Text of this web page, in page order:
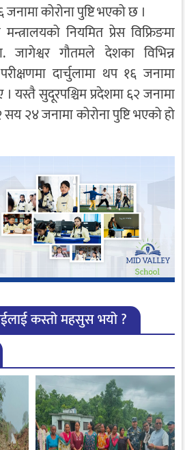
कोरोना पुष्टि भएको छ ।
नियमित प्रेस विफ्रिङमा
जागेश्वर गौतमले देशका विभिन्न
दार्चुलामा थप १६ जनामा
। यस्तै सुदूरपश्चिम प्रदेशमा ६२ जनामा
२४ जनामा कोरोना पुष्टि भएको हो
कस्तो महसुस भयो ?